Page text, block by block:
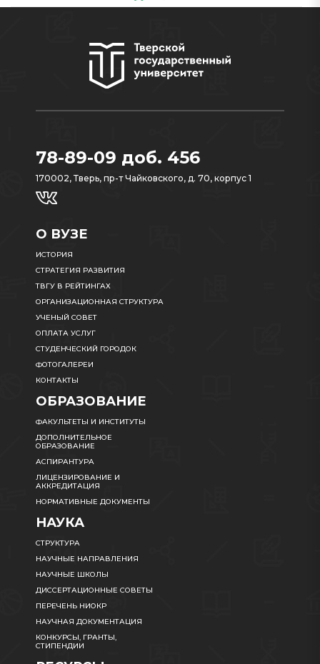
78-89-09 доб. 456
170002, Тверь, пр-т Чайковского, д. 70, корпус 1
О ВУЗЕ
ИСТОРИЯ
СТРАТЕГИЯ РАЗВИТИЯ
ТВГУ В РЕЙТИНГАХ
ОРГАНИЗАЦИОННАЯ СТРУКТУРА
УЧЕНЫЙ СОВЕТ
ОПЛАТА УСЛУГ
СТУДЕНЧЕСКИЙ ГОРОДОК
ФОТОГАЛЕРЕИ
КОНТАКТЫ
ОБРАЗОВАНИЕ
ФАКУЛЬТЕТЫ И ИНСТИТУТЫ
ДОПОЛНИТЕЛЬНОЕ
ОБРАЗОВАНИЕ
АСПИРАНТУРА
ЛИЦЕНЗИРОВАНИЕ И
АККРЕДИТАЦИЯ
НОРМАТИВНЫЕ ДОКУМЕНТЫ
НАУКА
СТРУКТУРА
НАУЧНЫЕ НАПРАВЛЕНИЯ
НАУЧНЫЕ ШКОЛЫ
ДИССЕРТАЦИОННЫЕ СОВЕТЫ
ПЕРЕЧЕНЬ НИОКР
НАУЧНАЯ ДОКУМЕНТАЦИЯ
КОНКУРСЫ, ГРАНТЫ,
СТИПЕНДИИ